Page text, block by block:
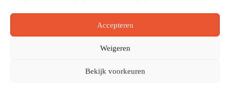
Accepteren
Weigeren
Bekijk voorkeuren